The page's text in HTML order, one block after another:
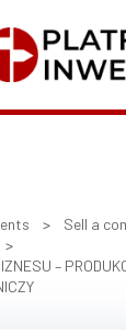
> Sell a
>
–